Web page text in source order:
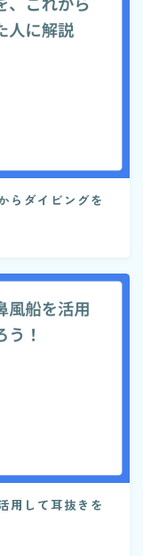
らダイビングを
用して耳抜きを